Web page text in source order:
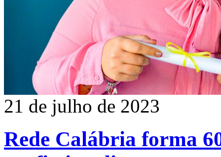
21 de julho de 2023
Rede Calábria forma